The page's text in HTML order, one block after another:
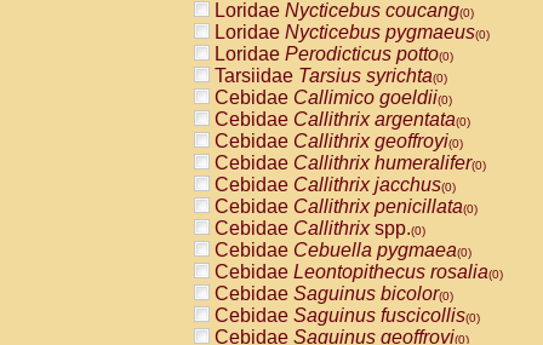
Loridae Nycticebus coucang(0)
Loridae Nycticebus pygmaeus(0)
Loridae Perodicticus potto(0)
Tarsiidae Tarsius syrichta(0)
Cebidae Callimico goeldii(0)
Cebidae Callithrix argentata(0)
Cebidae Callithrix geoffroyi(0)
Cebidae Callithrix humeralifer(0)
Cebidae Callithrix jacchus(0)
Cebidae Callithrix penicillata(0)
Cebidae Callithrixspp.(0)
Cebidae Cebuella pygmaea(0)
Cebidae Leontopithecus rosalia(0)
Cebidae Saguinus bicolor(0)
Cebidae Saguinus fuscicollis(0)
Cebidae Saguinus geoffroyi(0)